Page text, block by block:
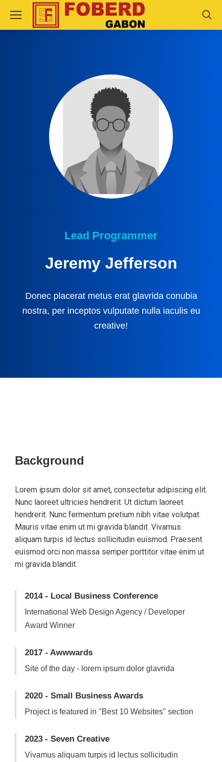
Lead Programmer
Jeremy Jefferson
Donec placerat metus erat glavrida conubia
nostra, per inceptos vulputate nulla iaculis eu
creative!
Background
Lorem ipsum dolor sit amet, consectetur adipiscing elit.
Nunc laoreet ultricies hendrerit. Ut dictum laoreet
hendrerit. Nunc fermentum pretium nibh vitae volutpat.
Mauris vitae enim ut mi gravida blandit. Vivamus
aliquam turpis id lectus sollicitudin euismod. Praesent
euismod orci non massa semper porttitor vitae enim ut
mi gravida blandit.
2014 - Local Business Conference
International Web Design Agency / Developer
Award Winner
2017 - Awwwards
Site of the day - lorem ipsum dolor glavrida
2020 - Small Business Awards
Project is featured in "Best 10 Websites" section
2023 - Seven Creative
Vivamus aliquam turpis id lectus sollicitudin